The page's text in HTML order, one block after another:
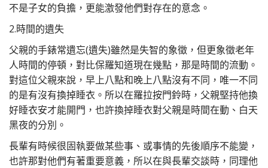
不是子女的負擔，更能激發他們對存在的意念。
2.時間的遺失
父親的手錶常遺忘(遺失)雖然是失智的象徵，但更象徵老年
人時間的停頓，對比保羅知道現在幾點，那是時間的流動。
對這位父親來說，早上八點和晚上八點沒有不同，唯一不同
的是有沒有換掉睡衣。所以在羅拉按門鈴時，父親堅持他換
好睡衣安才能開門，也許換掉睡衣對父親是時間在動、白天
黑夜的分別。
長輩有時候很固執要做某些事、或事情的先後順序不能變，
也許那對他們有著重要意義，所以在與長輩交談時，同理他